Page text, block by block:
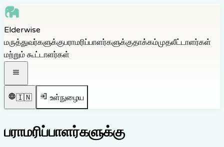
Skip to navigation
Skip to footer
Elderwise
மருத்துவர்களுக்குபராமரிப்பாளர்களுக்குதாக்கம்முதலீட்டாளர்கள்
மற்றும் கூட்டாளர்கள்
🇮🇳 உள்நுழைய
பராமரிப்பாளர்களுக்கு